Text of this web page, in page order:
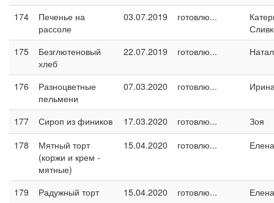
174
Печенье на
рассоле
03.07.2019 готовлю...
175
Безглютеновый
хлеб
22.07.2019 готовлю...
176
Разноцветные
пельмени
07.03.2020 готовлю...
177 Сироп из фиников 17.03.2020 готовлю...
Зоя
178
Мятный торт
(коржи и крем -
мятные)
15.04.2020 готовлю...
179 Радужный торт 15.04.2020 готовлю...